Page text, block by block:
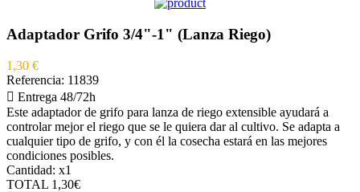
Adaptador Grifo 3/4"-1" (Lanza Riego)
1,30 €
Referencia: 11839
 Entrega 48/72h
Este adaptador de grifo para lanza de riego extensible ayudará a
controlar mejor el riego que se le quiera dar al cultivo. Se adapta a
cualquier tipo de grifo, y con él la cosecha estará en las mejores
condiciones posibles.
Cantidad: x1
TOTAL 1,30€